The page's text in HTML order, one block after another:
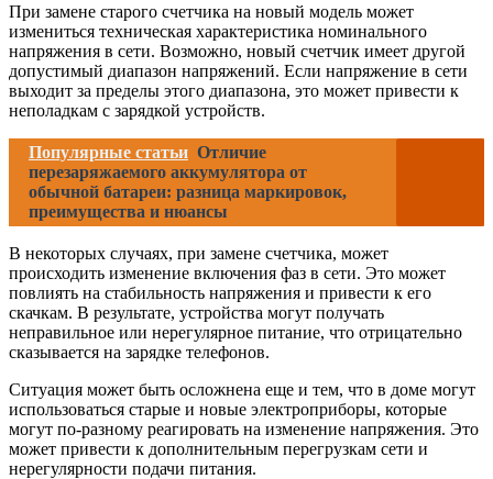
При замене старого счетчика на новый модель может
измениться техническая характеристика номинального
напряжения в сети. Возможно, новый счетчик имеет другой
допустимый диапазон напряжений. Если напряжение в сети
выходит за пределы этого диапазона, это может привести к
неполадкам с зарядкой устройств.
Популярные статьи Отличие
перезаряжаемого аккумулятора от
обычной батареи: разница маркировок,
преимущества и нюансы
В некоторых случаях, при замене счетчика, может
происходить изменение включения фаз в сети. Это может
повлиять на стабильность напряжения и привести к его
скачкам. В результате, устройства могут получать
неправильное или нерегулярное питание, что отрицательно
сказывается на зарядке телефонов.
Ситуация может быть осложнена еще и тем, что в доме могут
использоваться старые и новые электроприборы, которые
могут по-разному реагировать на изменение напряжения. Это
может привести к дополнительным перегрузкам сети и
нерегулярности подачи питания.